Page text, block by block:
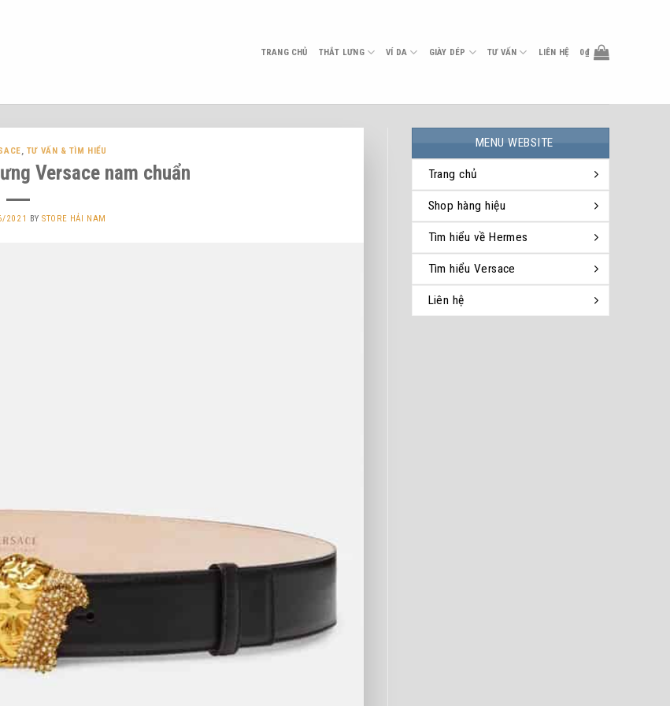
TRANG CHỦ THẮT LƯNG VÍ DA GIÀY DÉP TƯ VẤN LIÊN HỆ 0₫
, TƯ VẤN & TÌM HIỂU
Versace nam chuẩn
2021 BYSTORE HẢI NAM
MENU WEBSITE
Trang chủ
Shop hàng hiệu
Tìm hiểu về Hermes
Tìm hiểu Versace
Liên hệ